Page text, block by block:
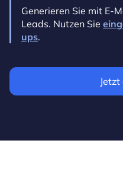
Generieren Sie mit E-
Leads. Nutzen Sie
ups.